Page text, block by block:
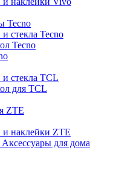
Tecno
стекла Tecno
Tecno
стекла TCL
для TCL
ZTE
наклейки ZTE
Аксессуары для дома